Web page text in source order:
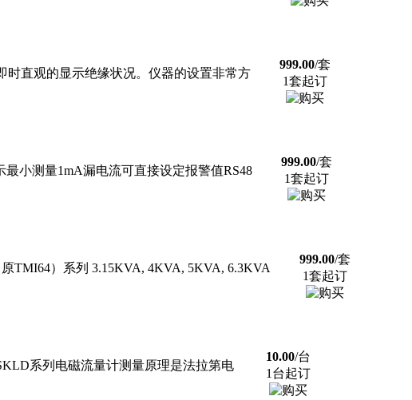
时直观的显示绝缘状况。仪器的设置非常方
999.00/套
1套起订
小测量1mA漏电流可直接设定报警值RS48
999.00/套
1套起订
TMI64）系列 3.15KVA, 4KVA, 5KVA, 6.3KVA
999.00/套
1套起订
系列电磁流量计测量原理是法拉第电
10.00/台
1台起订